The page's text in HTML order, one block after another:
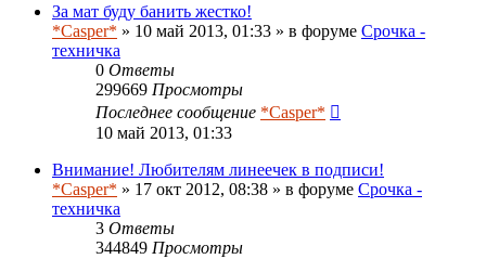
За мат буду банить жестко!
*Casper* » 10 май 2013, 01:33 » в форуме Срочка -
техничка
0 Ответы
299669 Просмотры
Последнее сообщение *Casper*
10 май 2013, 01:33
Внимание! Любителям линеечек в подписи!
*Casper* » 17 окт 2012, 08:38 » в форуме Срочка -
техничка
3 Ответы
344849 Просмотры